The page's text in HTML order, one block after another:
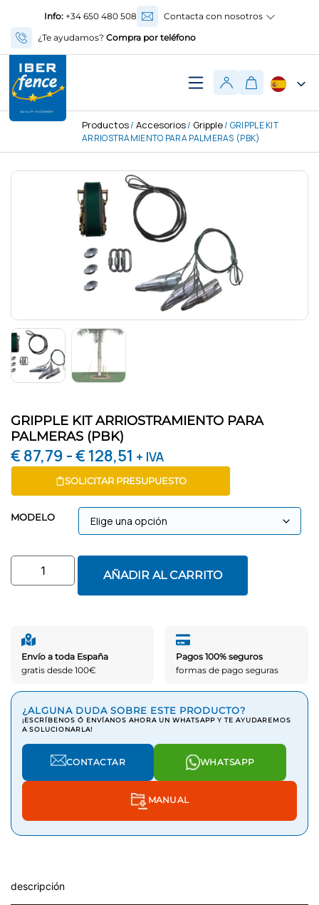
Info:+34 650 480 508
Contacta con nosotros
¿Te ayudamos? Compra por teléfono
Productos/ Accesorios/ Gripple/ GRIPPLE KIT
ARRIOSTRAMIENTO PARA PALMERAS (PBK)
GRIPPLE KIT ARRIOSTRAMIENTO PARA
PALMERAS (PBK)
€87,79 -€128,51 + IVA
SOLICITAR PRESUPUESTO
MODELO
AÑADIR AL CARRITO
Envío a toda España
gratis desde 100€
Pagos 100% seguros
formas de pago seguras
¿ALGUNA DUDA SOBRE ESTE PRODUCTO?
¡ESCRÍBENOS Ó ENVÍANOS AHORA UN WHATSAPP Y TE AYUDAREMOS
A SOLUCIONARLA!
CONTACTAR WHATSAPP
MANUAL
descripción